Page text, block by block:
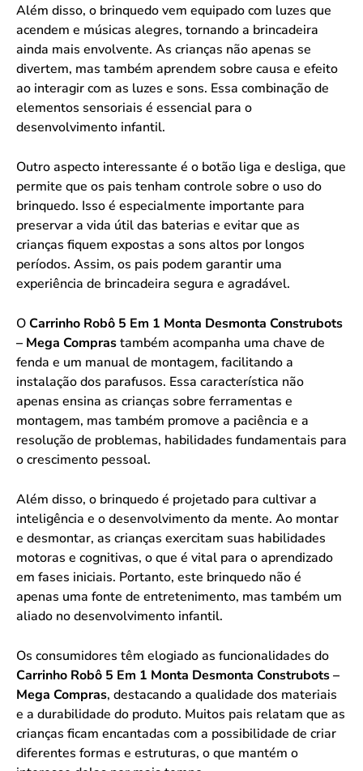
Além disso, o brinquedo vem equipado com luzes que
acendem e músicas alegres, tornando a brincadeira
ainda mais envolvente. As crianças não apenas se
divertem, mas também aprendem sobre causa e efeito
ao interagir com as luzes e sons. Essa combinação de
elementos sensoriais é essencial para o
desenvolvimento infantil.
Outro aspecto interessante é o botão liga e desliga, que
permite que os pais tenham controle sobre o uso do
brinquedo. Isso é especialmente importante para
preservar a vida útil das baterias e evitar que as
crianças fiquem expostas a sons altos por longos
períodos. Assim, os pais podem garantir uma
experiência de brincadeira segura e agradável.
OCarrinho Robô 5 Em 1 Monta Desmonta Construbots
– Mega Comprastambém acompanha uma chave de
fenda e um manual de montagem, facilitando a
instalação dos parafusos. Essa característica não
apenas ensina as crianças sobre ferramentas e
montagem, mas também promove a paciência e a
resolução de problemas, habilidades fundamentais para
o crescimento pessoal.
Além disso, o brinquedo é projetado para cultivar a
inteligência e o desenvolvimento da mente. Ao montar
e desmontar, as crianças exercitam suas habilidades
motoras e cognitivas, o que é vital para o aprendizado
em fases iniciais. Portanto, este brinquedo não é
apenas uma fonte de entretenimento, mas também um
aliado no desenvolvimento infantil.
Os consumidores têm elogiado as funcionalidades do
Carrinho Robô 5 Em 1 Monta Desmonta Construbots –
Mega Compras, destacando a qualidade dos materiais
e a durabilidade do produto. Muitos pais relatam que as
crianças ficam encantadas com a possibilidade de criar
diferentes formas e estruturas, o que mantém o